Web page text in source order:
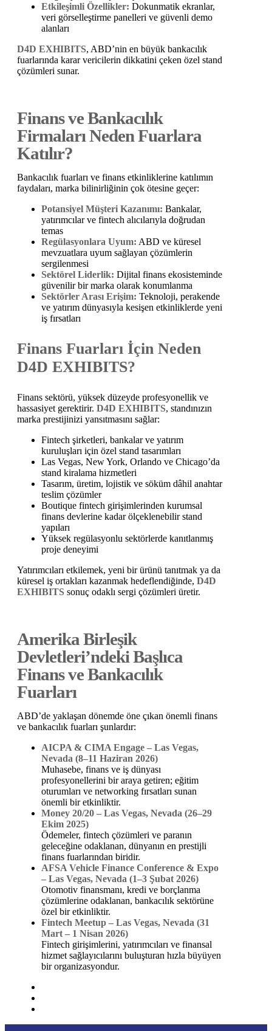
Etkileşimli Özellikler: Dokunmatik ekranlar,
veri görselleştirme panelleri ve güvenli demo
alanları
D4D EXHIBITS, ABD’nin en büyük bankacılık
fuarlarında karar vericilerin dikkatini çeken özel stand
çözümleri sunar.
Finans ve Bankacılık
Firmaları Neden Fuarlara
Katılır?
Bankacılık fuarları ve finans etkinliklerine katılımın
faydaları, marka bilinirliğinin çok ötesine geçer:
Potansiyel Müşteri Kazanımı: Bankalar,
yatırımcılar ve fintech alıcılarıyla doğrudan
temas
Regülasyonlara Uyum: ABD ve küresel
mevzuatlara uyum sağlayan çözümlerin
sergilenmesi
Sektörel Liderlik: Dijital finans ekosisteminde
güvenilir bir marka olarak konumlanma
Sektörler Arası Erişim: Teknoloji, perakende
ve yatırım dünyasıyla kesişen etkinliklerde yeni
iş fırsatları
Finans Fuarları İçin Neden
D4D EXHIBITS?
Finans sektörü, yüksek düzeyde profesyonellik ve
hassasiyet gerektirir. D4D EXHIBITS, standınızın
marka prestijinizi yansıtmasını sağlar:
Fintech şirketleri, bankalar ve yatırım
kuruluşları için özel stand tasarımları
Las Vegas, New York, Orlando ve Chicago’da
stand kiralama hizmetleri
Tasarım, üretim, lojistik ve söküm dâhil anahtar
teslim çözümler
Boutique fintech girişimlerinden kurumsal
finans devlerine kadar ölçeklenebilir stand
yapıları
Yüksek regülasyonlu sektörlerde kanıtlanmış
proje deneyimi
Yatırımcıları etkilemek, yeni bir ürünü tanıtmak ya da
küresel iş ortakları kazanmak hedeflendiğinde, D4D
EXHIBITS sonuç odaklı sergi çözümleri üretir.
Amerika Birleşik
Devletleri’ndeki Başlıca
Finans ve Bankacılık
Fuarları
ABD’de yaklaşan dönemde öne çıkan önemli finans
ve bankacılık fuarları şunlardır:
AICPA & CIMA Engage – Las Vegas,
Nevada (8–11 Haziran 2026)
Muhasebe, finans ve iş dünyası
profesyonellerini bir araya getiren; eğitim
oturumları ve networking fırsatları sunan
önemli bir etkinliktir.
Money 20/20 – Las Vegas, Nevada (26–29
Ekim 2025)
Ödemeler, fintech çözümleri ve paranın
geleceğine odaklanan, dünyanın en prestijli
finans fuarlarından biridir.
AFSA Vehicle Finance Conference & Expo
– Las Vegas, Nevada (1–3 Şubat 2026)
Otomotiv finansmanı, kredi ve borçlanma
çözümlerine odaklanan, bankacılık sektörüne
özel bir etkinliktir.
Fintech Meetup – Las Vegas, Nevada (31
Mart – 1 Nisan 2026)
Fintech girişimlerini, yatırımcıları ve finansal
hizmet sağlayıcılarını buluşturan hızla büyüyen
bir organizasyondur.